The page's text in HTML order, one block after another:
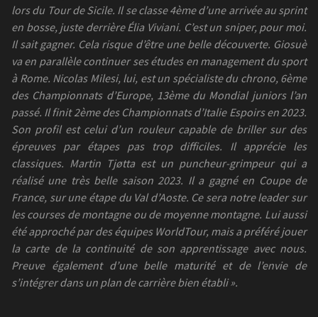
lors du Tour de Sicile. Il se classe 4ème d’une arrivée au sprint
en bosse, juste derrière Élia Viviani. C’est un sniper, pour moi.
Il sait gagner. Cela risque d’être une belle découverte. Giosuè
va en parallèle continuer ses études en management du sport
à Rome. Nicolas Milesi, lui, est un spécialiste du chrono, 6ème
des Championnats d’Europe, 13ème du Mondial juniors l’an
passé. Il finit 2ème des Championnats d’Italie Espoirs en 2023.
Son profil est celui d’un rouleur capable de briller sur des
épreuves par étapes pas trop difficiles. Il apprécie les
classiques. Martin Tjøtta est un puncheur-grimpeur qui a
réalisé une très belle saison 2023. Il a gagné en Coupe de
France, sur une étape du Val d’Aoste. Ce sera notre leader sur
les courses de montagne ou de moyenne montagne. Lui aussi
été approché par des équipes WorldTour, mais a préféré jouer
la carte de la continuité de son apprentissage avec nous.
Preuve également d’une belle maturité et de l’envie de
s’intégrer dans un plan de carrière bien établi ».